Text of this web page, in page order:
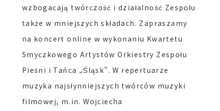
wzbogacają twórczość i działalność Zespołu
także w mniejszych składach. Zapraszamy
na koncert online w wykonaniu Kwartetu
Smyczkowego Artystów Orkiestry Zespołu
Pieśni i Tańca „Śląsk”. W repertuarze
muzyka najsłynniejszych twórców muzyki
filmowej, m.in. Wojciecha